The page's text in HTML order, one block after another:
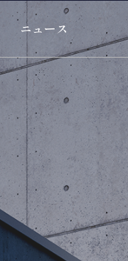
ニュース